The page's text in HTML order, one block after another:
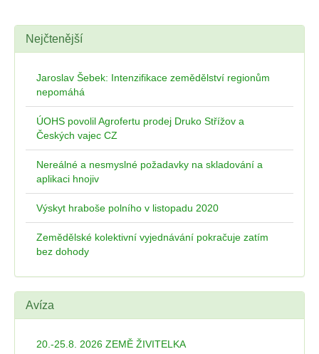
Nejčtenější
Jaroslav Šebek: Intenzifikace zemědělství regionům
nepomáhá
ÚOHS povolil Agrofertu prodej Druko Střížov a
Českých vajec CZ
Nereálné a nesmyslné požadavky na skladování a
aplikaci hnojiv
Výskyt hraboše polního v listopadu 2020
Zemědělské kolektivní vyjednávání pokračuje zatím
bez dohody
Avíza
20.-25.8. 2026 ZEMĚ ŽIVITELKA